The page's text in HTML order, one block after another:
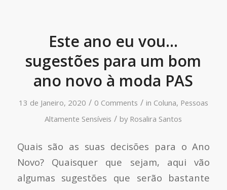
Este ano eu vou…
sugestões para um bom
ano novo à moda PAS
13 de Janeiro, 2020 / 0 Comments / in Coluna, Pessoas
Altamente Sensíveis / by Rosalira Santos
Quais são as suas decisões para o Ano
Novo? Quaisquer que sejam, aqui vão
algumas sugestões que serão bastante